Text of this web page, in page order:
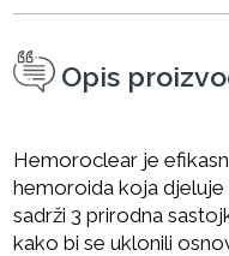
Opis
Hemoroclear je
hemoroida koja
sadrži 3 prirodna
kako bi se uklonili